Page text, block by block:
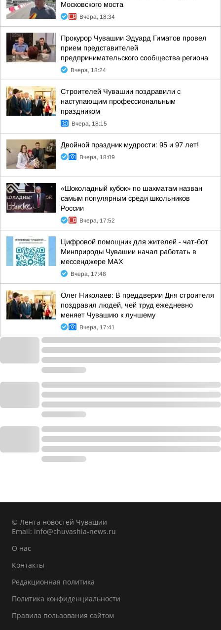
Московского моста
Вчера, 18:34
Прокурор Чувашии Эдуард Гиматов провел
прием представителей
предпринимательского сообщества региона
Вчера, 18:24
Строителей Чувашии поздравили с
наступающим профессиональным
праздником
Вчера, 18:15
Двойной праздник мудрости: 95 и 97 лет!
Вчера, 18:09
«Шоколадный кубок» по шахматам назван
самым популярным среди школьников
России
Вчера, 17:52
Цифровой помощник для жителей - чат-бот
Минприроды Чувашии начал работать в
мессенджере МАХ
Вчера, 17:48
Олег Николаев: В преддверии Дня строителя
поздравил людей, чей труд ежедневно
меняет Чувашию к лучшему
Вчера, 17:41
© Лента новостей Чувашии
Email: info@chuvashia-news.ru
О нас
Контакты
Редакционная политика
Политика конфиденциальности
Правила пользования сайтом